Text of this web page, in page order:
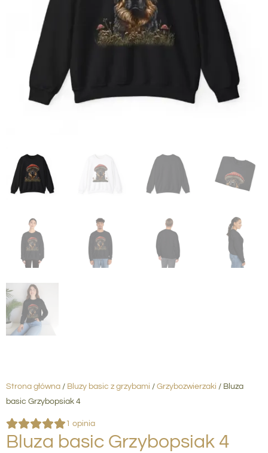
Strona główna / Bluzy basic z grzybami / Grzybozwierzaki / Bluza
basic Grzybopsiak 4
1 opinia
Bluza basic Grzybopsiak 4